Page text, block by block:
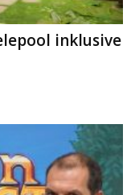
inklusive